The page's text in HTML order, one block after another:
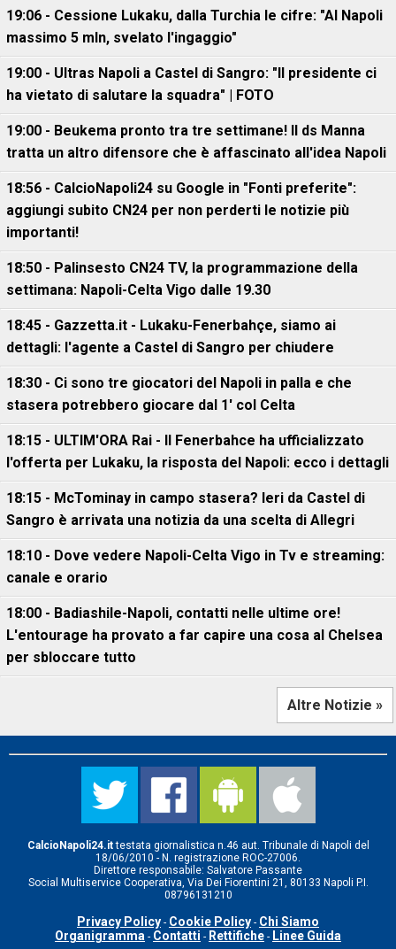
19:06 - Cessione Lukaku, dalla Turchia le cifre: "Al Napoli
massimo 5 mln, svelato l'ingaggio"
19:00 - Ultras Napoli a Castel di Sangro: "Il presidente ci
ha vietato di salutare la squadra" | FOTO
19:00 - Beukema pronto tra tre settimane! Il ds Manna
tratta un altro difensore che è affascinato all'idea Napoli
18:56 - CalcioNapoli24 su Google in "Fonti preferite":
aggiungi subito CN24 per non perderti le notizie più
importanti!
18:50 - Palinsesto CN24 TV, la programmazione della
settimana: Napoli-Celta Vigo dalle 19.30
18:45 - Gazzetta.it - Lukaku-Fenerbahçe, siamo ai
dettagli: l'agente a Castel di Sangro per chiudere
18:30 - Ci sono tre giocatori del Napoli in palla e che
stasera potrebbero giocare dal 1' col Celta
18:15 - ULTIM'ORA Rai - Il Fenerbahce ha ufficializzato
l'offerta per Lukaku, la risposta del Napoli: ecco i dettagli
18:15 - McTominay in campo stasera? Ieri da Castel di
Sangro è arrivata una notizia da una scelta di Allegri
18:10 - Dove vedere Napoli-Celta Vigo in Tv e streaming:
canale e orario
18:00 - Badiashile-Napoli, contatti nelle ultime ore!
L'entourage ha provato a far capire una cosa al Chelsea
per sbloccare tutto
Altre Notizie »
CalcioNapoli24.ittestata giornalistica n.46 aut. Tribunale di Napoli del
18/06/2010 - N. registrazione ROC-27006.
Direttore responsabile: Salvatore Passante
Social Multiservice Cooperativa, Via Dei Fiorentini 21, 80133 Napoli P.I.
08796131210
Privacy Policy - Cookie Policy - Chi Siamo
Organigramma - Contatti - Rettifiche - Linee Guida